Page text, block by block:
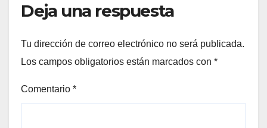
Deja una respuesta
Tu dirección de correo electrónico no será publicada.
Los campos obligatorios están marcados con *
Comentario *